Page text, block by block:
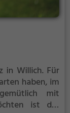
in Willich. Für
haben, im
mit
ist der